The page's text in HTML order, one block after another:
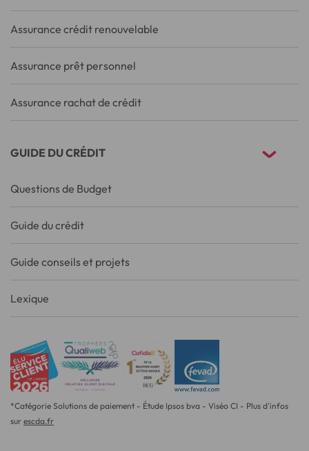
Assurance crédit renouvelable
Assurance prêt personnel
Assurance rachat de crédit
GUIDE DU CRÉDIT
Questions de Budget
Guide du crédit
Guide conseils et projets
Lexique
*Catégorie Solutions de paiement - Étude Ipsos bva - Viséo CI - Plus d'infos
sur escda.fr